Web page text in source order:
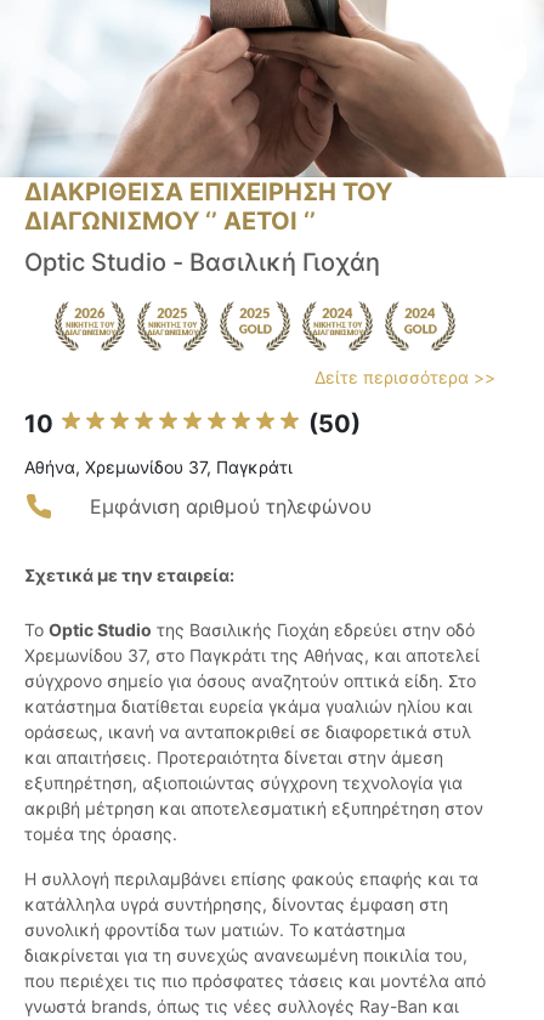
ΔΙΑΚΡΙΘΕΙΣΑ ΕΠΙΧΕΙΡΗΣΗ ΤΟΥ
ΔΙΑΓΩΝΙΣΜΟΥ ‘’ ΑΕΤΟΙ ‘’
Optic Studio - Βασιλική Γιοχάη
Δείτε περισσότερα >>
10 (50)
Αθήνα, Χρεμωνίδου 37, Παγκράτι
Εμφάνιση αριθμού τηλεφώνου
Σχετικά με την εταιρεία:
Το Optic Studio της Βασιλικής Γιοχάη εδρεύει στην οδό
Χρεμωνίδου 37, στο Παγκράτι της Αθήνας, και αποτελεί
σύγχρονο σημείο για όσους αναζητούν οπτικά είδη. Στο
κατάστημα διατίθεται ευρεία γκάμα γυαλιών ηλίου και
οράσεως, ικανή να ανταποκριθεί σε διαφορετικά στυλ
και απαιτήσεις. Προτεραιότητα δίνεται στην άμεση
εξυπηρέτηση, αξιοποιώντας σύγχρονη τεχνολογία για
ακριβή μέτρηση και αποτελεσματική εξυπηρέτηση στον
τομέα της όρασης.
Η συλλογή περιλαμβάνει επίσης φακούς επαφής και τα
κατάλληλα υγρά συντήρησης, δίνοντας έμφαση στη
συνολική φροντίδα των ματιών. Το κατάστημα
διακρίνεται για τη συνεχώς ανανεωμένη ποικιλία του,
που περιέχει τις πιο πρόσφατες τάσεις και μοντέλα από
γνωστά brands, όπως τις νέες συλλογές Ray-Ban και